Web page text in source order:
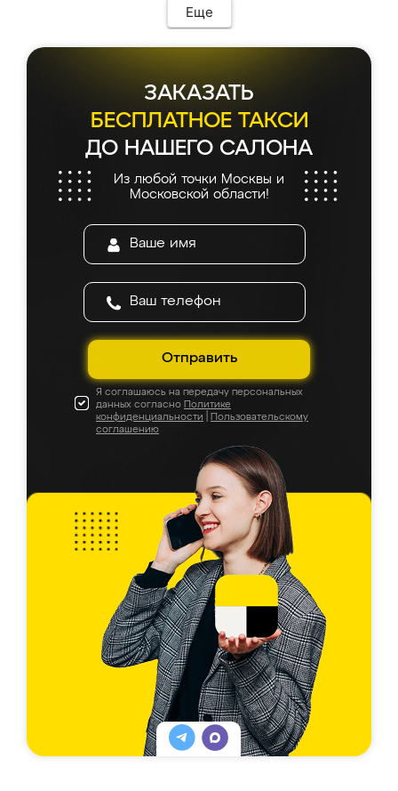
мебель сразу встала на свое место без
каких-либо доработок. Качеством осталась
довольна, все выглядит так, как и ожидала.
Еще
ЗАКАЗАТЬ
БЕСПЛАТНОЕ ТАКСИ
ДО НАШЕГО САЛОНА
Из любой точки Москвы и
Московской области!
Отправить
Я соглашаюсь на передачу персональных
данных согласно Политике
конфиденциальности
Пользовательскому
соглашению